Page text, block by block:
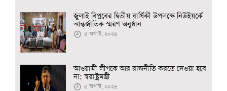
জুলাই বিপ্লবের দ্বিতীয় বার্ষিকী উপলক্ষে নিউইয়র্কে
আন্তর্জাতিক স্মরণ অনুষ্ঠান
৫ অগাস্ট, ২০২৬
আওয়ামী লীগকে আর রাজনীতি করতে দেওয়া হবে
না: স্বরাষ্ট্রমন্ত্রী
৫ অগাস্ট, ২০২৬